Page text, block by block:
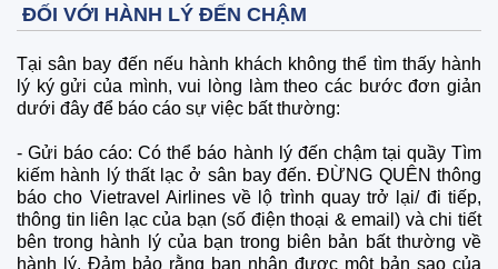
ĐỐI VỚI HÀNH LÝ ĐẾN CHẬM
Tại sân bay đến nếu hành khách không thể tìm thấy hành
lý ký gửi của mình, vui lòng làm theo các bước đơn giản
dưới đây để báo cáo sự việc bất thường:
- Gửi báo cáo: Có thể báo hành lý đến chậm tại quầy Tìm
kiếm hành lý thất lạc ở sân bay đến. ĐỪNG QUÊN thông
báo cho Vietravel Airlines về lộ trình quay trở lại/ đi tiếp,
thông tin liên lạc của bạn (số điện thoại & email) và chi tiết
bên trong hành lý của bạn trong biên bản bất thường về
hành lý. Đảm bảo rằng bạn nhận được một bản sao của